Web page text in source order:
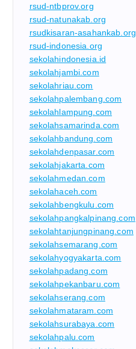
rsud-ntbprov.org
rsud-natunakab.org
rsudkisaran-asahankab.org
rsud-indonesia.org
sekolahindonesia.id
sekolahjambi.com
sekolahriau.com
sekolahpalembang.com
sekolahlampung.com
sekolahsamarinda.com
sekolahbandung.com
sekolahdenpasar.com
sekolahjakarta.com
sekolahmedan.com
sekolahaceh.com
sekolahbengkulu.com
sekolahpangkalpinang.com
sekolahtanjungpinang.com
sekolahsemarang.com
sekolahyogyakarta.com
sekolahpadang.com
sekolahpekanbaru.com
sekolahserang.com
sekolahmataram.com
sekolahsurabaya.com
sekolahpalu.com